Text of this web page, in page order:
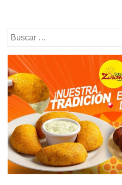
Buscar: